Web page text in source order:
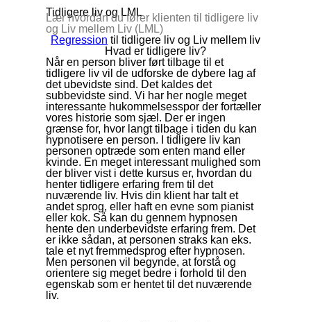
Tidligere liv og LML
Lær hvordan du fører klienten til tidligere liv
og Liv mellem Liv (LML)
Regression til tidligere liv og Liv mellem liv
Hvad er tidligere liv?
Når en person bliver ført tilbage til et
tidligere liv vil de udforske de dybere lag af
det ubevidste sind. Det kaldes det
subbevidste sind. Vi har her nogle meget
interessante hukommelsesspor der fortæller
vores historie som sjæl. Der er ingen
grænse for, hvor langt tilbage i tiden du kan
hypnotisere en person. I tidligere liv kan
personen optræde som enten mand eller
kvinde. En meget interessant mulighed som
der bliver vist i dette kursus er, hvordan du
henter tidligere erfaring frem til det
nuværende liv. Hvis din klient har talt et
andet sprog, eller haft en evne som pianist
eller kok. Så kan du gennem hypnosen
hente den underbevidste erfaring frem. Det
er ikke sådan, at personen straks kan eks.
tale et nyt fremmedsprog efter hypnosen.
Men personen vil begynde, at forstå og
orientere sig meget bedre i forhold til den
egenskab som er hentet til det nuværende
liv.